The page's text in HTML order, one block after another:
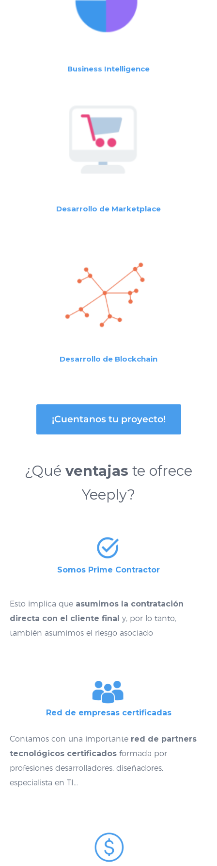
Business Intelligence
Desarrollo de Marketplace
Desarrollo de Blockchain
¡Cuentanos tu proyecto!
¿Qué ventajas te ofrece
Yeeply?
Somos Prime Contractor
Esto implica que asumimos la contratación
directa con el cliente final y, por lo tanto,
también asumimos el riesgo asociado
Red de empresas certificadas
Contamos con una importante red de partners
tecnológicos certificados formada por
profesiones desarrolladores, diseñadores,
especialista en TI…